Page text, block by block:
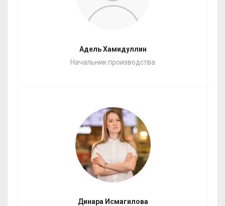
Адель Хамидуллин
Начальник производства
Динара Исмагилова